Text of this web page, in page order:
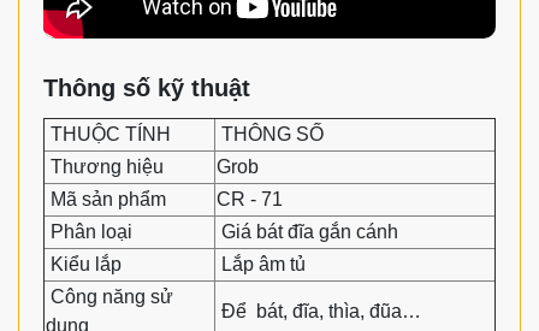
Thông số kỹ thuật
THUỘC TÍNH
THÔNG SỐ
Thương hiệu
Grob
Mã sản phẩm
CR - 71
Phân loại
Giá bát đĩa gắn cánh
Kiểu lắp
Lắp âm tủ
Công năng sử
dụng
Để bát, đĩa, thìa, đũa…